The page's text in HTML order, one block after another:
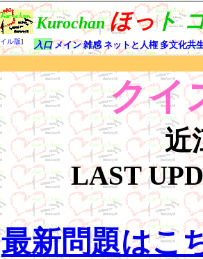
クイ
近
LAST
最新問題はこ